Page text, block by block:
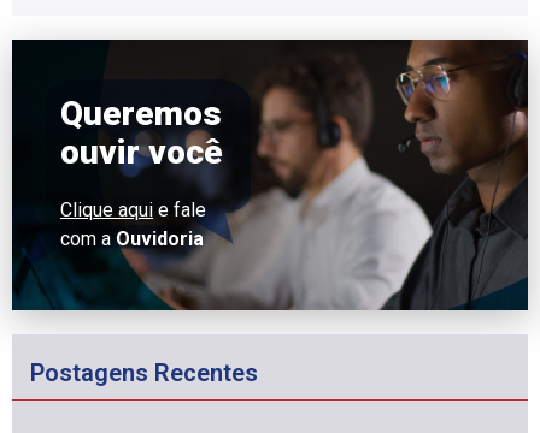
Queremos
ouvir você
Clique aqui e fale
com a Ouvidoria
Postagens Recentes